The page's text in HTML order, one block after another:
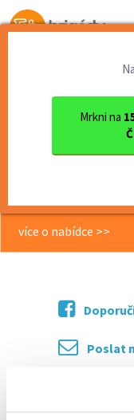
Od
Mrkni na
Bezpečnostní
více o nabídce >>
Poslat